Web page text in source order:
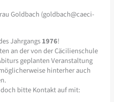
Goldbach (goldbach@caeci-
Jahrgangs1976!
an der von der Cäcilienschule
geplanten Veranstaltung
hinterher auch
bitte Kontakt auf mit: